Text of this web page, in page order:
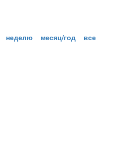
неделю месяц/год
все